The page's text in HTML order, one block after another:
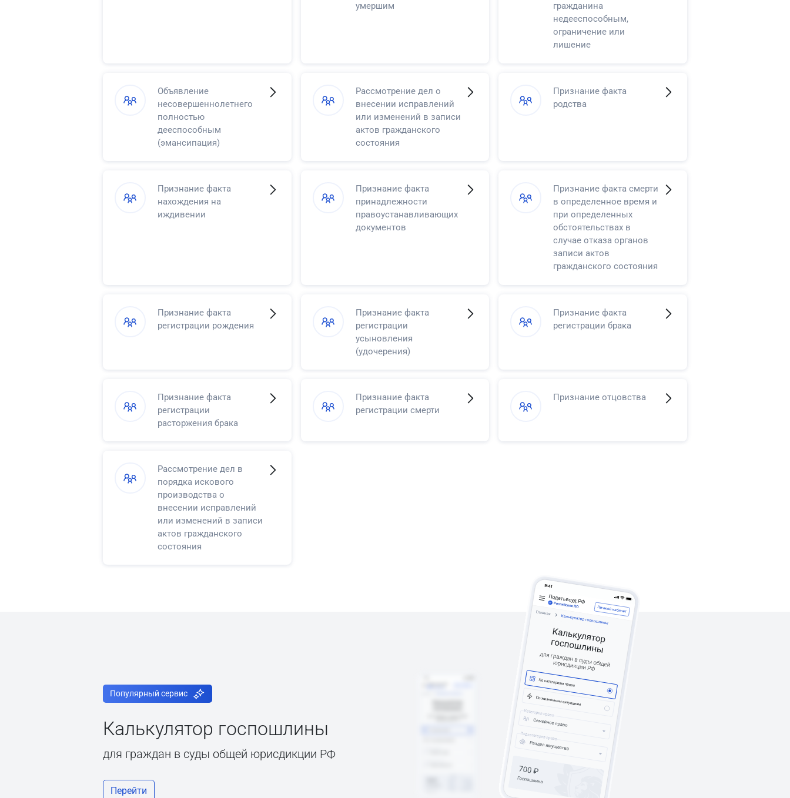
умершим
гражданина
недееспособным,
ограничение или
лишение
восемнадцати лет права
самостоятельно
Объявление
несовершеннолетнего
полностью
дееспособным
(эмансипация)
Рассмотрение дел о
внесении исправлений
или изменений в записи
актов гражданского
состояния
Признание факта
родства
Признание факта
нахождения на
иждивении
Признание факта
принадлежности
правоустанавливающих
документов
Признание факта смерти
в определенное время и
при определенных
обстоятельствах в
случае отказа органов
записи актов
гражданского состояния
Признание факта
регистрации рождения
Признание факта
регистрации
усыновления
(удочерения)
Признание факта
регистрации брака
Признание факта
регистрации
расторжения брака
Признание факта
регистрации смерти
Признание отцовства
Рассмотрение дел в
порядка искового
производства о
внесении исправлений
или изменений в записи
актов гражданского
состояния
Популярный сервис
Калькулятор госпошлины
для граждан в суды общей юрисдикции РФ
Перейти